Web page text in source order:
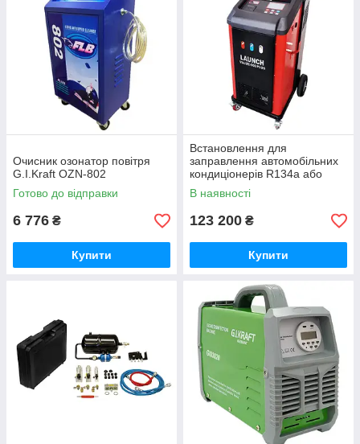
Очисник озонатор повітря
G.I.Kraft OZN-802
Готово до відправки
6 776 ₴
Купити
Встановлення для
заправлення автомобільних
кондиціонерів R134a або
R1234yf (автоматичне)
LAUNCH VALUE-500PLUS
В наявності
123 200 ₴
Купити